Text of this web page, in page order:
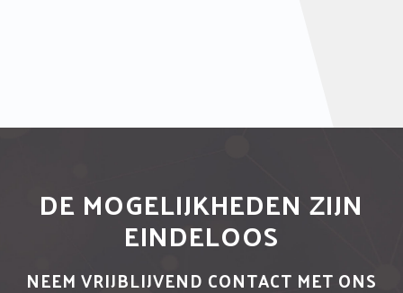
DE MOGELIJKHEDEN ZIJN
EINDELOOS
NEEM VRIJBLIJVEND CONTACT MET ONS